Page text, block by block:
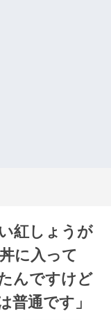
紅しょうが
に入って
んですけど
普通です」